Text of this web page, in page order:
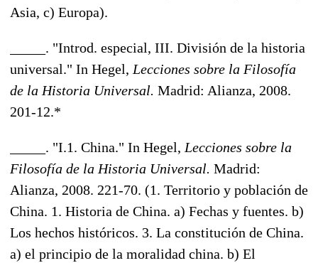
Asia, c) Europa).
_____. "Introd. especial, III. División de la historia
universal." In Hegel, Lecciones sobre la Filosofía
de la Historia Universal. Madrid: Alianza, 2008.
201-12.*
_____. "I.1. China." In Hegel, Lecciones sobre la
Filosofía de la Historia Universal. Madrid:
Alianza, 2008. 221-70. (1. Territorio y población de
China. 1. Historia de China. a) Fechas y fuentes. b)
Los hechos históricos. 3. La constitución de China.
a) el principio de la moralidad china. b) El